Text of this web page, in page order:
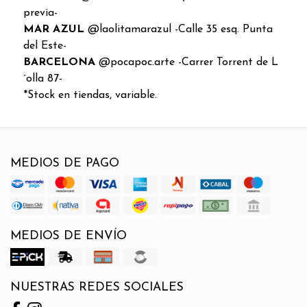
previa-
MAR AZUL @laolitamarazul -Calle 35 esq. Punta
del Este-
BARCELONA @pocapoc.arte -Carrer Torrent de L
´olla 87-
*Stock en tiendas, variable.
MEDIOS DE PAGO
MEDIOS DE ENVÍO
NUESTRAS REDES SOCIALES